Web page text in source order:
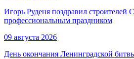
Игорь Руденя поздравил строителей
профессиональным праздником
09 августа 2026
День окончания Ленинградской